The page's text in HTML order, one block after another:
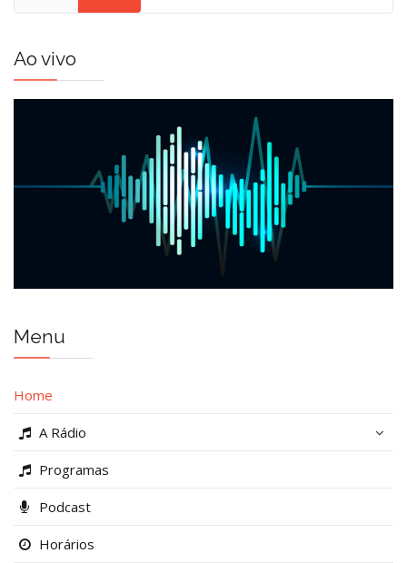
Ao vivo
Menu
Home
A Rádio
Programas
Podcast
Horários